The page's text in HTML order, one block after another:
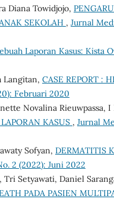
Diana Towidjojo,
SEKOLAH , Jurnal
Laporan Kasus: Kista
Langitan, CASE REPORT :
Februari 2020
Novalina Rieuwpassa,
KASUS , Jurnal
Sofyan, DERMATITIS
2 (2022): Juni 2022
Setyawati, Daniel
PADA PASIEN